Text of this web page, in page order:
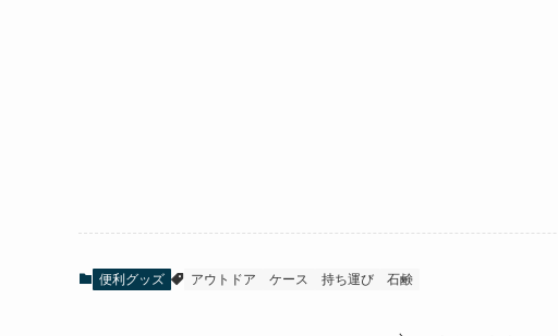
便利グッズ アウトドア ケース 持ち運び 石鹸